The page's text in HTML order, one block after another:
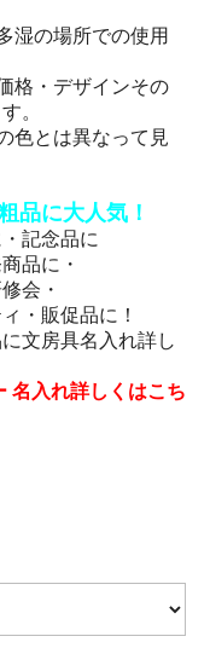
湿の場所での使用
格・デザインその
。
色とは異なって見
品に大人気！
記念品に
品に・
会・
・販促品に！
文房具名入れ詳し
名入れ詳しくはこち